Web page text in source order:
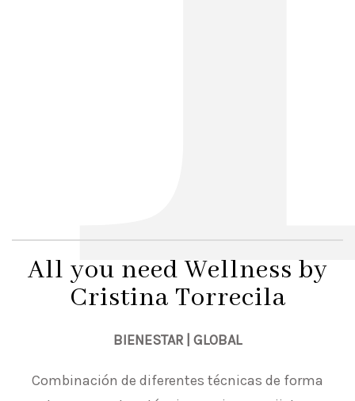
All you need Wellness by
Cristina Torrecila
BIENESTAR | GLOBAL
Combinación de diferentes técnicas de forma